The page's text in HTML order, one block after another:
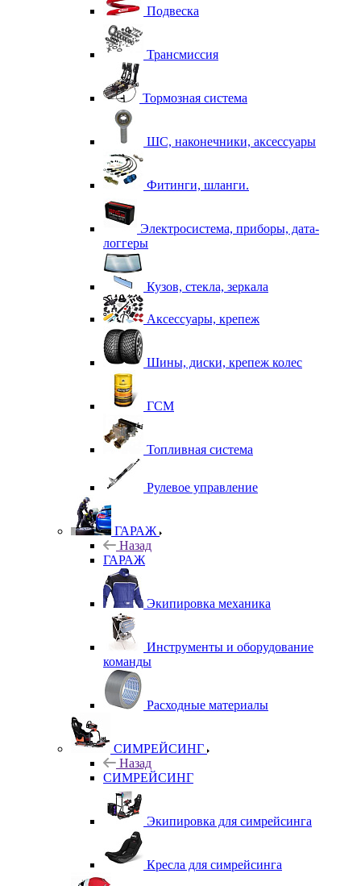
Подвеска
Трансмиссия
Тормозная система
ШС, наконечники, аксессуары
Фитинги, шланги.
Электросистема, приборы, дата-
логгеры
Кузов, стекла, зеркала
Аксессуары, крепеж
Шины, диски, крепеж колес
ГСМ
Топливная система
Рулевое управление
ГАРАЖ
Назад
ГАРАЖ
Экипировка механика
Инструменты и оборудование
команды
Расходные материалы
СИМРЕЙСИНГ
Назад
СИМРЕЙСИНГ
Экипировка для симрейсинга
Кресла для симрейсинга